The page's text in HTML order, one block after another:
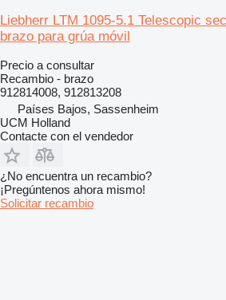
Liebherr LTM 1095-5.1 Telescopic
brazo para grúa móvil
Precio a consultar
Recambio - brazo
912814008, 912813208
Países Bajos, Sassenheim
UCM Holland
Contacte con el vendedor
¿No encuentra un recambio?
¡Pregúntenos ahora mismo!
Solicitar recambio